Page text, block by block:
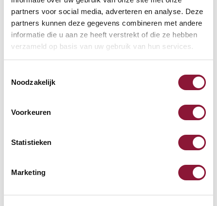
partners voor social media, adverteren en analyse. Deze
partners kunnen deze gegevens combineren met andere
informatie die u aan ze heeft verstrekt of die ze hebben
verzameld op basis van uw gebruik van hun services.
Noodzakelijk
Voorkeuren
Statistieken
Marketing
VOETENSTER IN GEPOLIJST ALUMINIUM ?
Levertijd: 3-6 weken